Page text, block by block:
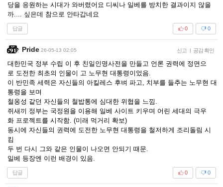
당을 응원하는 시대가 와버렸어요 디씨나 일베를 방치한 결과이지 않을
까.... 싶은데 참으로 안타갑네요
답글 0
0
Pride 26-05-13 02:05 신고 | 공감 확인
대한민국 정부 수립 이 후 친일인명사전을 만들고 언론 권력에 정면으
로 도전한 최초의 인물이 고 노무현 대통령이었음.
이 반민족 세력은 자신들의 아킬레스 후벼 파고, 치부를 들추는 노무현 대
통령을 보며
철옹성 같던 자신들의 철밥통에 심대한 위협을 느낌.
쥐새끼 정부는 국정원을 이용해 일베 사이트 키우며 어린 세대의 극우
화 프로젝트를 시작함. (미래 먹거리 확보)
동시에 자신들의 권력에 도전한 노무현 대통령을 철저하게 조리돌림 시
킴
두 번 다시 그와 같은 인물이 나오면 안되기 때문.
일베 등장엔 이런 배경이 있음.
답글 0
0